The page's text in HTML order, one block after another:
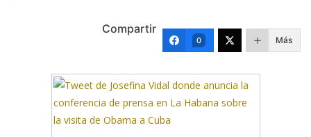
Compartir
0 Más